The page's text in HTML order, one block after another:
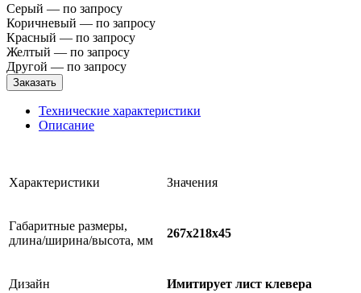
Серый — по запросу
Коричневый — по запросу
Красный — по запросу
Желтый — по запросу
Другой — по запросу
Заказать
Технические характеристики
Описание
Характеристики Значения
Габаритные размеры,
длина/ширина/высота, мм
267x218x45
Дизайн Имитирует лист клевера